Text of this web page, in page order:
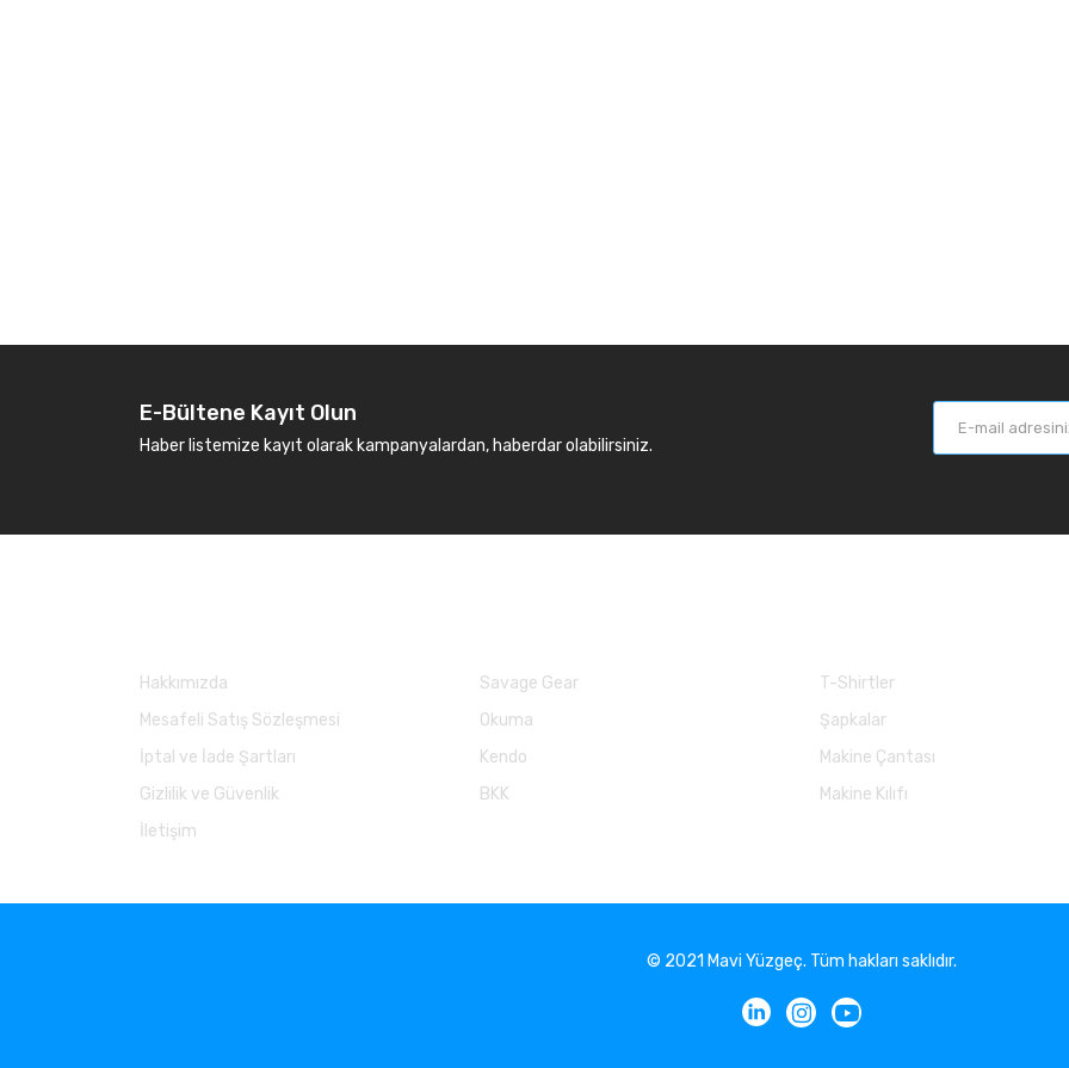
E-Bültene Kayıt Olun
Haber listemize kayıt olarak kampanyalardan, haberdar olabilirsiniz.
Hakkımızda
Mesafeli Satış Sözleşmesi
İptal ve İade Şartları
Gizlilik ve Güvenlik
İletişim
Savage Gear
Okuma
Kendo
BKK
T-Shirtler
Şapkalar
Makine Çantası
Makine Kılıfı
© 2021 Mavi Yüzgeç. Tüm hakları saklıdır.